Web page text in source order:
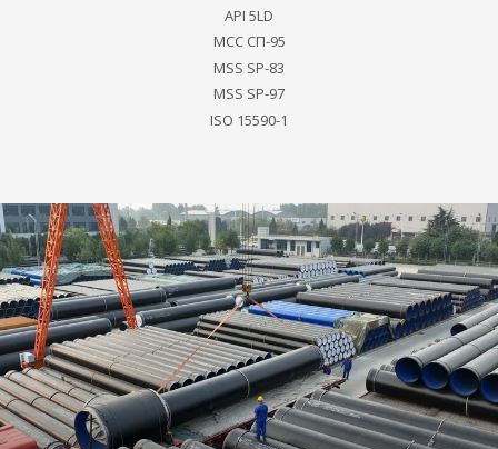
API 5LD
МСС СП-95
MSS SP-83
MSS SP-97
ISO 15590-1